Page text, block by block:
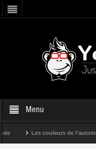
Menu
Les couleurs de l’automne